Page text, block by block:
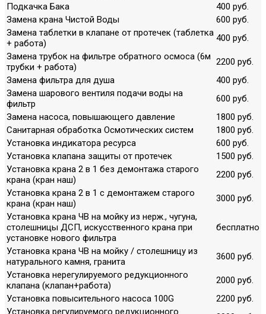
Подкачка Бака
400 руб.
Замена крана Чистой Воды
600 руб.
Замена таблетки в клапане от протечек (таблетка
+ работа)
400 руб.
Замена трубок на фильтре обратного осмоса (6м
трубки + работа)
2200 руб.
Замена фильтра для душа
400 руб.
Замена шарового вентиля подачи воды на
фильтр
600 руб.
Замена насоса, повышающего давление
1800 руб.
Санитарная обработка Осмотических систем
1800 руб.
Установка индикатора ресурса
600 руб.
Установка клапана защиты от протечек
1500 руб.
Установка крана 2 в 1 без демонтажа старого
крана (кран наш)
2200 руб.
Установка крана 2 в 1 с демонтажем старого
крана (кран наш)
3000 руб.
Установка крана ЧВ на мойку из нерж., чугуна,
столешницы ДСП, искусственного крана при
установке нового фильтра
бесплатно
Установка крана ЧВ на мойку / столешницу из
натурального камня, гранита
3600 руб.
Установка нерегулируемого редукционного
клапана (клапан+работа)
2000 руб.
Установка повысительного насоса 100G
2200 руб.
Установка регулируемого редукционного